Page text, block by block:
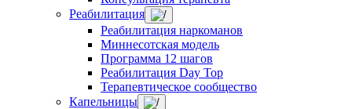
Реабилитация
Реабилитация наркоманов
Миннесотская модель
Программа 12 шагов
Реабилитация Day Top
Терапевтическое сообщество
Капельницы